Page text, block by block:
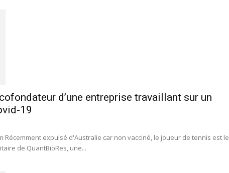
d’une entreprise travaillant sur un
19
Récemment expulsé d'Australie car non vacciné, le joueur de tennis est le
de QuantBioRes, une...